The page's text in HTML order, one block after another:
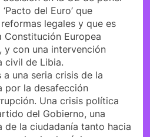
del Euro’ que
legales y que es
Constitución Europea
y con una intervención
civil de Libia.
una seria crisis de la
por la desafección
Una crisis política
del Gobierno, una
de la ciudadanía tanto hacia